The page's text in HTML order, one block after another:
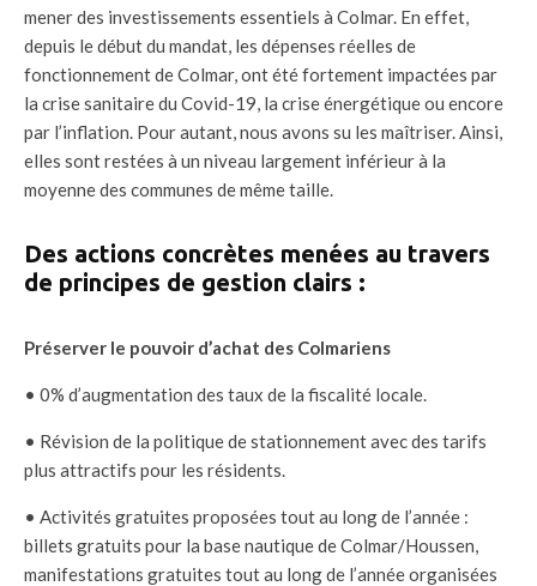
mener des investissements essentiels à Colmar. En effet,
depuis le début du mandat, les dépenses réelles de
fonctionnement de Colmar, ont été fortement impactées par
la crise sanitaire du Covid-19, la crise énergétique ou encore
par l’inflation. Pour autant, nous avons su les maîtriser. Ainsi,
elles sont restées à un niveau largement inférieur à la
moyenne des communes de même taille.
Des actions concrètes menées au travers
de principes de gestion clairs :
Préserver le pouvoir d’achat des Colmariens
• 0% d’augmentation des taux de la fiscalité locale.
• Révision de la politique de stationnement avec des tarifs
plus attractifs pour les résidents.
• Activités gratuites proposées tout au long de l’année :
billets gratuits pour la base nautique de Colmar/Houssen,
manifestations gratuites tout au long de l’année organisées